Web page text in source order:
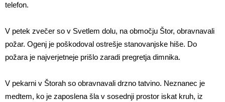
telefon.
V petek zvečer so v Svetlem dolu, na območju Štor, obravnavali
požar. Ogenj je poškodoval ostrešje stanovanjske hiše. Do
požara je najverjetneje prišlo zaradi pregretja dimnika.
V pekarni v Štorah so obravnavali drzno tatvino. Neznanec je
medtem, ko je zaposlena šla v sosednji prostor iskat kruh, iz